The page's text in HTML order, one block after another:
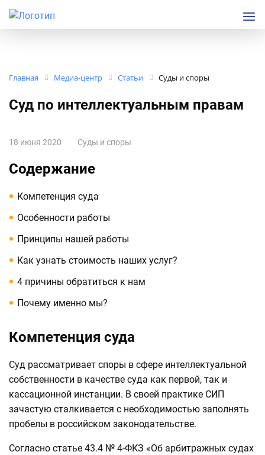
Главная Медиа-центр Статьи Суды и споры
Суд по интеллектуальным правам
18 июня 2020 Суды и споры
Содержание
Компетенция суда
Особенности работы
Принципы нашей работы
Как узнать стоимость наших услуг?
4 причины обратиться к нам
Почему именно мы?
Компетенция суда
Суд рассматривает споры в сфере интеллектуальной
собственности в качестве суда как первой, так и
кассационной инстанции. В своей практике СИП
зачастую сталкивается с необходимостью заполнять
пробелы в российском законодательстве.
Согласно статье 43.4 № 4-ФКЗ «Об арбитражных судах